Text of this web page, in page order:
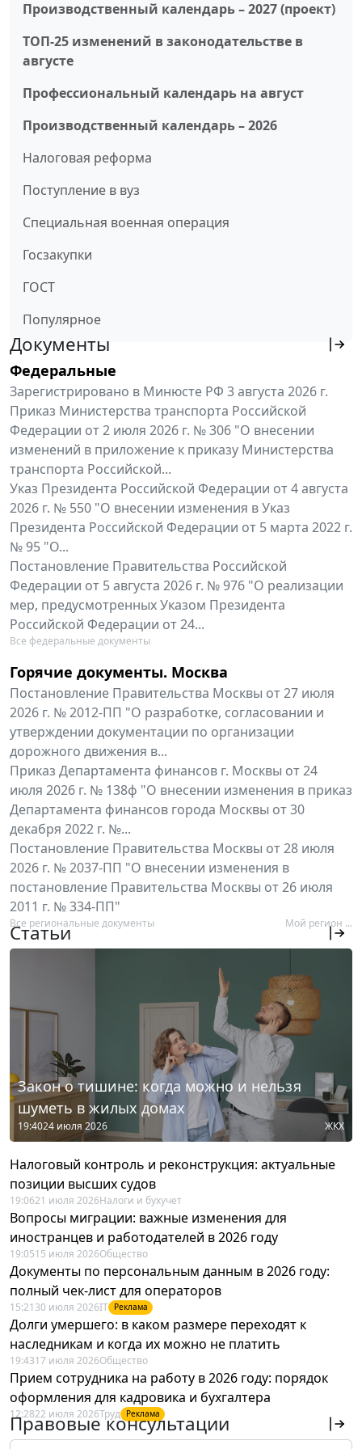
Производственный календарь – 2027 (проект)
ТОП-25 изменений в законодательстве в
августе
Профессиональный календарь на август
Производственный календарь – 2026
Налоговая реформа
Поступление в вуз
Специальная военная операция
Госзакупки
ГОСТ
Популярное
Документы
Федеральные
Зарегистрировано в Минюсте РФ 3 августа 2026 г.
Приказ Министерства транспорта Российской
Федерации от 2 июля 2026 г. № 306 "О внесении
изменений в приложение к приказу Министерства
транспорта Российской...
Указ Президента Российской Федерации от 4 августа
2026 г. № 550 "О внесении изменения в Указ
Президента Российской Федерации от 5 марта 2022 г.
№ 95 "О...
Постановление Правительства Российской
Федерации от 5 августа 2026 г. № 976 "О реализации
мер, предусмотренных Указом Президента
Российской Федерации от 24...
Все федеральные документы
Горячие документы. Москва
Постановление Правительства Москвы от 27 июля
2026 г. № 2012-ПП "О разработке, согласовании и
утверждении документации по организации
дорожного движения в...
Приказ Департамента финансов г. Москвы от 24
июля 2026 г. № 138ф "О внесении изменения в приказ
Департамента финансов города Москвы от 30
декабря 2022 г. №...
Постановление Правительства Москвы от 28 июля
2026 г. № 2037-ПП "О внесении изменения в
постановление Правительства Москвы от 26 июля
2011 г. № 334-ПП"
Все региональные документы Мой регион ...
Статьи
Закон о тишине: когда можно и нельзя
шуметь в жилых домах
19:4024 июля 2026 ЖКХ
Налоговый контроль и реконструкция: актуальные
позиции высших судов
19:0621 июля 2026Налоги и бухучет
Вопросы миграции: важные изменения для
иностранцев и работодателей в 2026 году
19:0515 июля 2026Общество
Документы по персональным данным в 2026 году:
полный чек-лист для операторов
15:21 30 июля 2026IT Реклама
Долги умершего: в каком размере переходят к
наследникам и когда их можно не платить
19:4317 июля 2026Общество
Прием сотрудника на работу в 2026 году: порядок
оформления для кадровика и бухгалтера
12:2822 июля 2026Труд Реклама
Правовые консультации